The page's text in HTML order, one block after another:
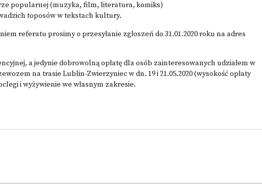
popularnej (muzyka, film, literatura, komiks)
toposów w tekstach kultury.
referatu prosimy o przesyłanie zgłoszeń do 31.01.2020 roku na adres
a jedynie dobrowolną opłatę dla osób zainteresowanych udziałem w
na trasie Lublin-Zwierzyniec w dn. 19 i 21.05.2020 (wysokość opłaty
i wyżywienie we własnym zakresie.